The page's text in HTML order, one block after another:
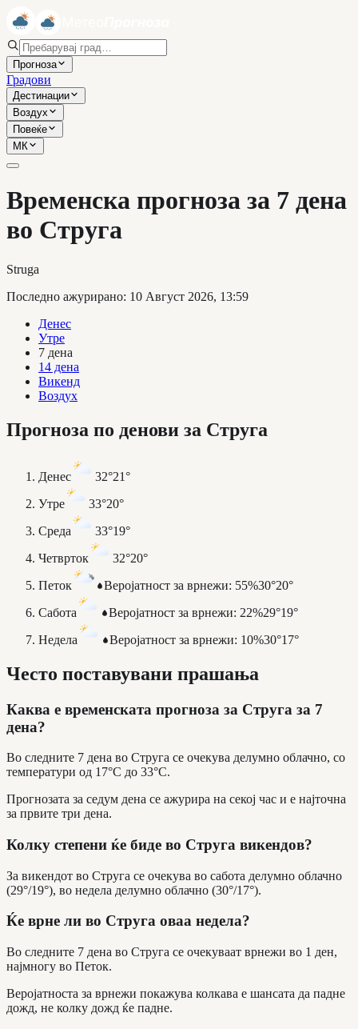
Прогноза
Градови
Дестинации
Воздух
Повеќе
МК
Временска прогноза за 7 дена
во Струга
Struga
Последно ажурирано: 10 Август 2026, 13:59
Денес
Утре
7 дена
14 дена
Викенд
Воздух
Прогноза по денови за Струга
Денес 32°21°
Утре
33°20°
Среда
33°19°
Четврток
32°20°
Петок
Веројатност за врнежи: 55%30°20°
Сабота
Веројатност за врнежи: 22%29°19°
Недела
Веројатност за врнежи: 10%30°17°
Често поставувани прашања
Каква е временската прогноза за Струга за 7
дена?
Во следните 7 дена во Струга се очекува делумно облачно, со
температури од 17°C до 33°C.
Прогнозата за седум дена се ажурира на секој час и е најточна
за првите три дена.
Колку степени ќе биде во Струга викендов?
За викендот во Струга се очекува во сабота делумно облачно
(29°/19°), во недела делумно облачно (30°/17°).
Ќе врне ли во Струга оваа недела?
Во следните 7 дена во Струга се очекуваат врнежи во 1 ден,
најмногу во Петок.
Веројатноста за врнежи покажува колкава е шансата да падне
дожд, не колку дожд ќе падне.